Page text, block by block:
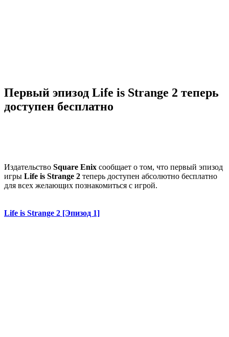
Первый эпизод Life is Strange 2 теперь
доступен бесплатно
Издательство Square Enix сообщает о том, что первый эпизод
игры Life is Strange 2 теперь доступен абсолютно бесплатно
для всех желающих познакомиться с игрой.
Life is Strange 2 [Эпизод 1]